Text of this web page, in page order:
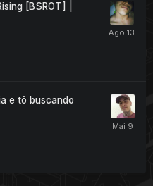
[BSROT] |
e tô buscando